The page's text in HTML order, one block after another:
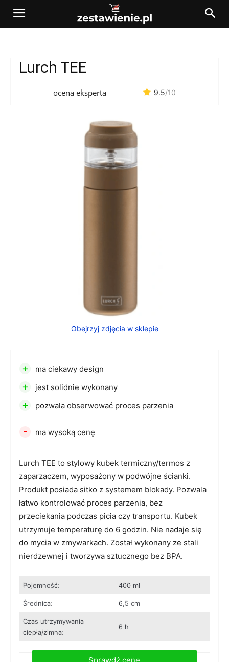
Lurch TEE
ocena eksperta 9.5/10
Obejrzyj zdjęcia w sklepie
Lurch TEE to stylowy kubek termiczny/termos z
zaparzaczem, wyposażony w podwójne ścianki.
Produkt posiada sitko z systemem blokady. Pozwala
łatwo kontrolować proces parzenia, bez
przeciekania podczas picia czy transportu. Kubek
utrzymuje temperaturę do 6 godzin. Nie nadaje się
do mycia w zmywarkach. Został wykonany ze stali
nierdzewnej i tworzywa sztucznego bez BPA.
Pojemność: 400 ml
Średnica: 6,5 cm
Czas utrzymywania
ciepła/zimna:
6 h
+ ma ciekawy design
+ jest solidnie wykonany
+ pozwala obserwować proces parzenia
- ma wysoką cenę